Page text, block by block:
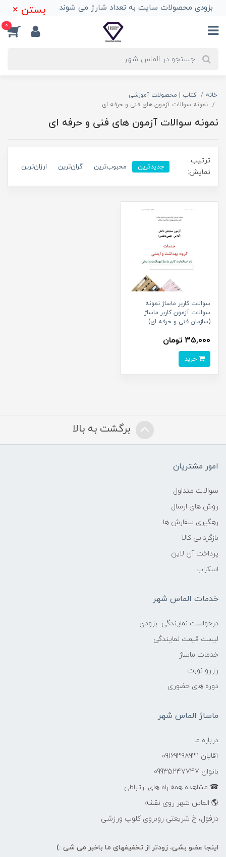
بزودی محصولات سایت به تعداد شارژ می شوند بستن ×
0
خانه
کتاب | محصولات آموزشی
نمونه سوالات آزمون های فنی و حرفه ای
نمونه سوالات آزمون های فنی و حرفه ای
ترتیب
نمایش:
جدیدترین محبوب‌ترین گران‌ترین ارزان‌ترین
سوالات کاربر ماساژ نمونه
سوالات آزمون کاربر ماساژ
(سازمان فنی و حرفه ای)
35,000 تومان
برگشت به بالا
امور مشتریان
سوالات متداول
روش های ارسال
رهگیری سفارش ها
بازگردانی کالا
پرداخت آن لاین
اسکراب
خدمات الماس شهر
درخواست نمایندگی- بزودی
لیست قیمت نمایندگی
خدمات ماساژ
رزرو نوبت
دوره های حضوری
ماساژ الماس شهر
درباره ما
آقایان 09169398931
بانوان 09935247747
☎ مشاهده همه راه های ارتباطی
🌎 الماس شهر روی نقشه
دزفول، خ شریعتی روبروی کلوپ ورزشی
اینجا عضو بشی، زودتر از تخفیفهای ما باخبر می شی :)